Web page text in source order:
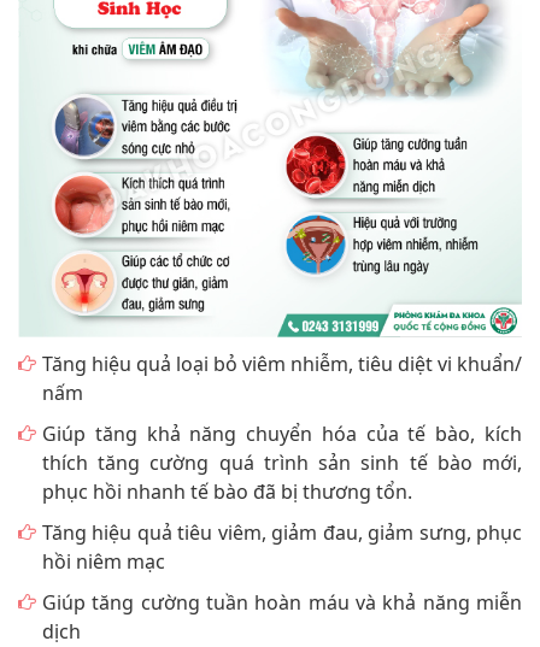
Tăng hiệu quả loại bỏ viêm nhiễm, tiêu diệt vi khuẩn/
nấm
Giúp tăng khả năng chuyển hóa của tế bào, kích
thích tăng cường quá trình sản sinh tế bào mới,
phục hồi nhanh tế bào đã bị thương tổn.
Tăng hiệu quả tiêu viêm, giảm đau, giảm sưng, phục
hồi niêm mạc
Giúp tăng cường tuần hoàn máu và khả năng miễn
dịch